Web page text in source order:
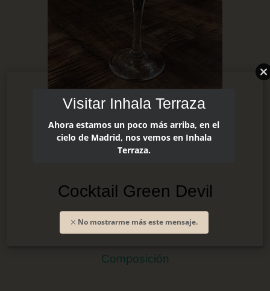
Cocktail Green Devil
Composición
Visitar Inhala Terraza
Ahora estamos un poco más arriba, en el
cielo de Madrid, nos vemos en Inhala
Terraza.
No mostrarme más este mensaje.